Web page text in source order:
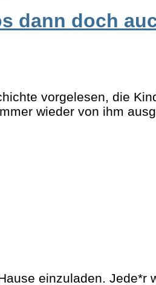
dann doch
vorgelesen, die
wieder von ihm
einzuladen.